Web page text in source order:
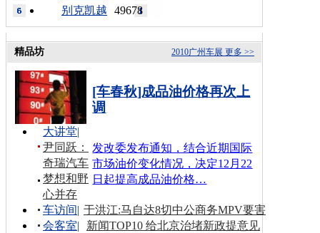
49678
别克凯越
更多 >>
2010广州车展
精品坊
[车春秋]成品油价格再次上
调
发改委发布通知，结合近期国际
市场油价变化情况，决定12月22
日起提高成品油价格…
大讲堂|
尹同跃：
奇瑞汽车
梦想和野
心并存
车访间| 于洪江:马自达8切中公商务MPV要害
会客室|
新闻TOP10 给北京治堵新政提意见